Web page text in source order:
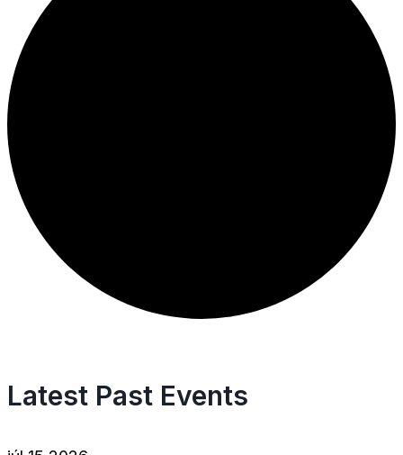
Latest Past Events